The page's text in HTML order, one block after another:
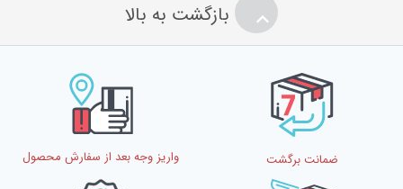
بازگشت به بالا
ضمانت برگشت واریز وجه بعد از سفارش محصول